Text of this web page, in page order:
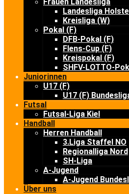
Landesliga
Kreisliga (W)
Pokal (F)
DFB-Pokal (F)
Flens-Cup (F)
Kreispokal (F)
SHFV-LOTTO-
Juniorinnen
U17 (F)
U17 (F)
Futsal
Futsal-Liga Kiel
Handball
Herren Handball
3.Liga Staffel NO
Regionalliga Nord
SH-Liga
A-Jugend
A-Jugend
Über uns